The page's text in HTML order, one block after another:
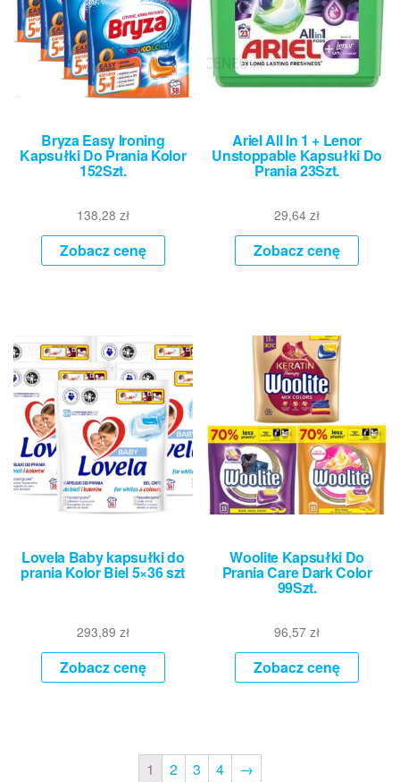
Bryza Easy Ironing
Kapsułki Do Prania Kolor
152Szt.
138,28 zł
Zobacz cenę
Ariel All In 1 + Lenor
Unstoppable Kapsułki Do
Prania 23Szt.
29,64zł
Zobacz cenę
Lovela Baby kapsułki do
prania Kolor Biel 5×36 szt
293,89 zł
Zobacz cenę
Woolite Kapsułki Do
Prania Care Dark Color
99Szt.
96,57zł
Zobacz cenę
1 2 3 4 →